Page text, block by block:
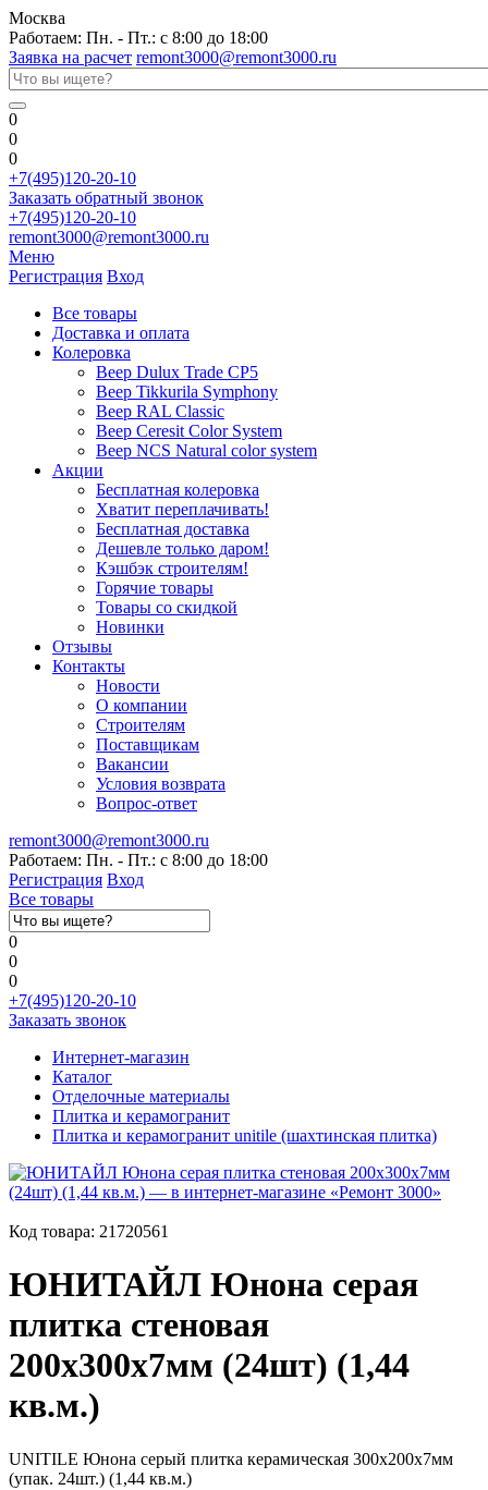
Москва
Работаем: Пн. - Пт.: с 8:00 до 18:00
Заявка на расчет remont3000@remont3000.ru
0
0
0
+7(495)120-20-10
Заказать обратный звонок
+7(495)120-20-10
remont3000@remont3000.ru
Меню
Регистрация Вход
Все товары
Доставка и оплата
Колеровка
Веер Dulux Trade CP5
Веер Tikkurila Symphony
Веер RAL Classic
Веер Ceresit Color System
Веер NCS Natural color system
Акции
Бесплатная колеровка
Хватит переплачивать!
Бесплатная доставка
Дешевле только даром!
Кэшбэк строителям!
Горячие товары
Товары со скидкой
Новинки
Отзывы
Контакты
Новости
О компании
Строителям
Поставщикам
Вакансии
Условия возврата
Вопрос-ответ
remont3000@remont3000.ru
Работаем: Пн. - Пт.: с 8:00 до 18:00
Регистрация Вход
Все товары
0
0
0
+7(495)120-20-10
Заказать звонок
Интернет-магазин
Каталог
Отделочные материалы
Плитка и керамогранит
Плитка и керамогранит unitile (шахтинская плитка)
Код товара: 21720561
ЮНИТАЙЛ Юнона серая
плитка стеновая
200х300х7мм (24шт) (1,44
кв.м.)
UNITILE Юнона серый плитка керамическая 300х200х7мм
(упак. 24шт.) (1,44 кв.м.)